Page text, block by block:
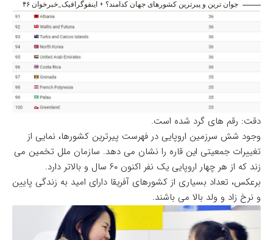
جوان ترین و پیرترین کشورهای جهان کدامند؟ + اینفوگرافیک_خبرخوان ۴۶
دقت: رقم های گرد شده است.
وجود شش سرزمین اروپایی در فهرست پیرترین کشورها، نمایی از
تغییرات جمعیتی این قاره را نشان می دهد. سازمان ملل تخمین می
زند که از هر چهار اروپایی یک نفر اکنون ۶۰ سال و بالاتر دارد.
برعکس، تعداد بسیاری از کشورهای آفریقا دارای امید به زندگی پایین
و نرخ زاد و ولد بالا می باشند.